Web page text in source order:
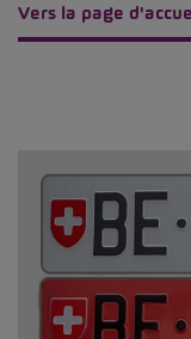
Vers la page